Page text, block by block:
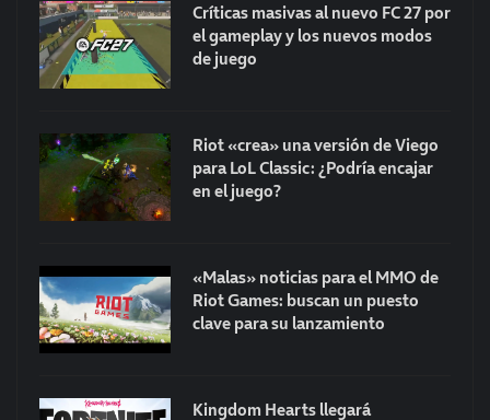
Críticas masivas al nuevo FC 27 por
el gameplay y los nuevos modos
de juego
Riot «crea» una versión de Viego
para LoL Classic: ¿Podría encajar
en el juego?
«Malas» noticias para el MMO de
Riot Games: buscan un puesto
clave para su lanzamiento
Kingdom Hearts llegará